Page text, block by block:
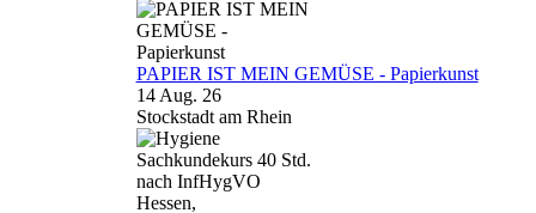
PAPIER IST MEIN GEMÜSE - Papierkunst
14 Aug. 26
Stockstadt am Rhein